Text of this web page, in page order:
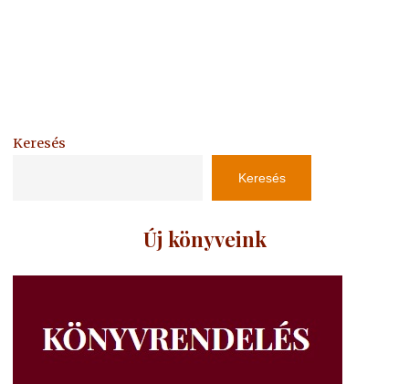
Keresés
Keresés
Új könyveink